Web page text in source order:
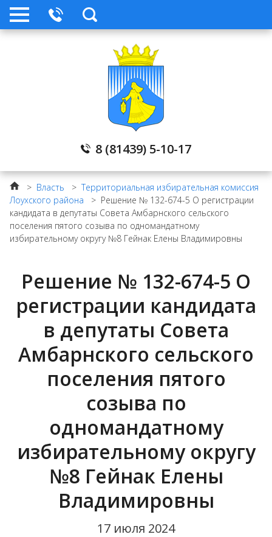
8 (81439) 5-10-17
Публичные слушания
Народный бюджет
Жилищно коммунальное хозяйство
Лента новостей
Архив
Поисковые работы
Информационно-пропагандистская
группа
> Власть >Территориальная избирательная комиссия
Лоухского района
> Решение № 132-674-5 О регистрации
кандидата в депутаты Совета Амбарнского сельского
поселения пятого созыва по одномандатному
избирательному округу №8 Гейнак Елены Владимировны
Решение № 132-674-5 О
регистрации кандидата
в депутаты Совета
Амбарнского сельского
поселения пятого
созыва по
одномандатному
избирательному округу
№8 Гейнак Елены
Владимировны
17 июля 2024